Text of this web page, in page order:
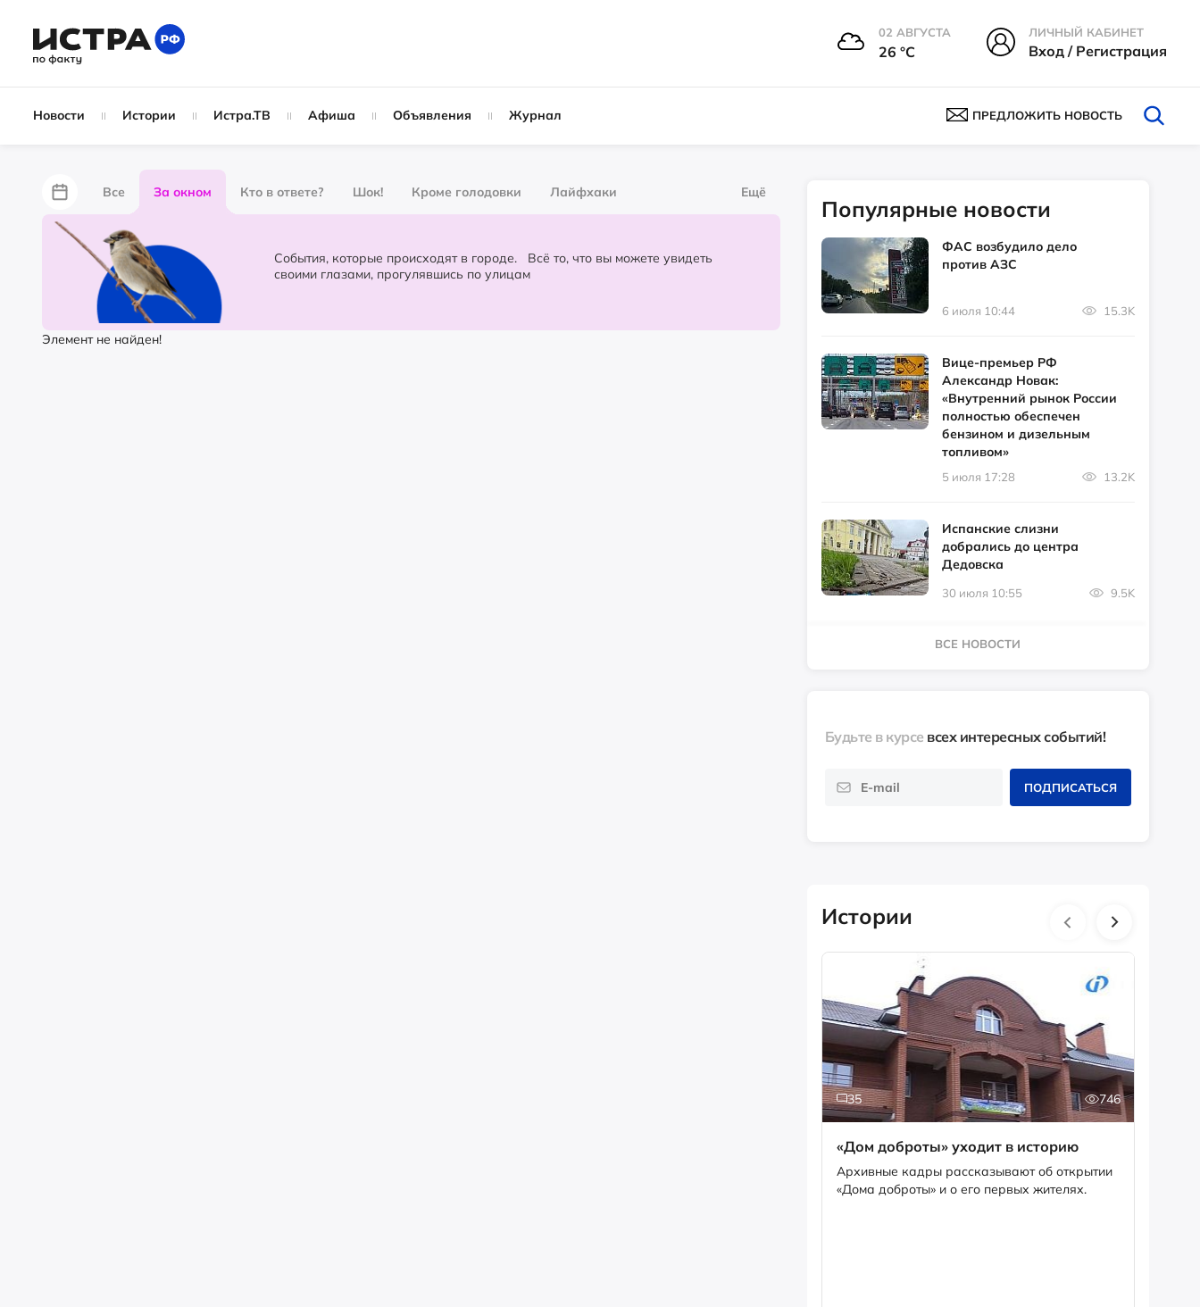
02 АВГУСТА
26 °С
ЛИЧНЫЙ КАБИНЕТ
Вход / Регистрация
Новости Истории Истра.ТВ Афиша Объявления Журнал ПРЕДЛОЖИТЬ НОВОСТЬ
Все За окном Кто в ответе? Шок! Кроме голодовки Лайфхаки
За забором
Партнёрский материал Народные новости Слухи
Ещё
События, которые происходят в городе. Всё то, что вы можете увидеть
своими глазами, прогулявшись по улицам
Элемент не найден!
Популярные новости
ФАС возбудило дело
против АЗС
6 июля 10:44 15.3K
Вице-премьер РФ
Александр Новак:
«Внутренний рынок России
полностью обеспечен
бензином и дизельным
топливом»
5 июля 17:28 13.2K
Испанские слизни
добрались до центра
Дедовска
30 июля 10:55 9.5K
ВСЕ НОВОСТИ
Будьте в курсе всех интересных событий!
ПОДПИСАТЬСЯ
Истории
35 746
«Дом доброты» уходит в историю
Архивные кадры рассказывают об открытии
«Дома доброты» и о его первых жителях.